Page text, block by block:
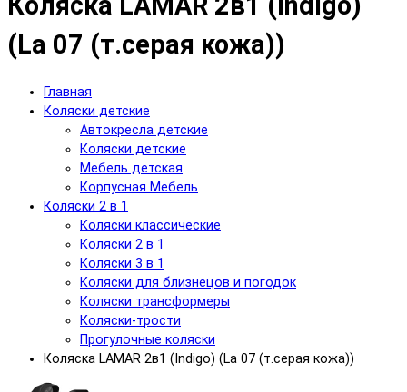
(La 07 (т.серая кожа))
Главная
Коляски детские
Автокресла детские
Коляски детские
Мебель детская
Корпусная Мебель
Коляски 2 в 1
Коляски классические
Коляски 2 в 1
Коляски 3 в 1
Коляски для близнецов и погодок
Коляски трансформеры
Коляски-трости
Прогулочные коляски
Коляска LAMAR 2в1 (Indigo) (La 07 (т.серая кожа))